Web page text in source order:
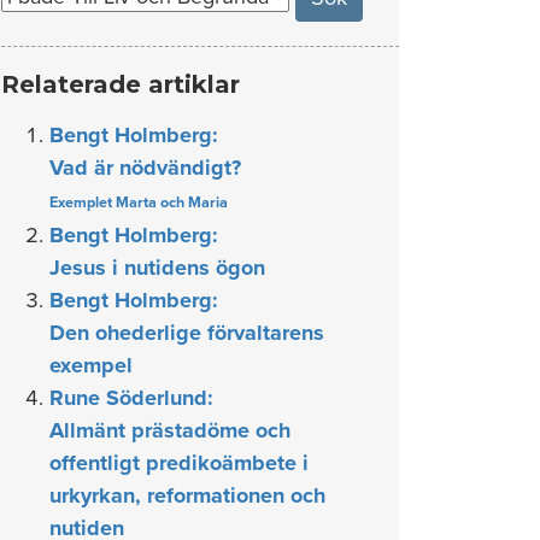
Relaterade artiklar
Bengt Holmberg:
Vad är nödvändigt?
Exemplet Marta och Maria
Bengt Holmberg:
Jesus i nutidens ögon
Bengt Holmberg:
Den ohederlige förvaltarens
exempel
Rune Söderlund:
Allmänt prästadöme och
offentligt predikoämbete i
urkyrkan, reformationen och
nutiden